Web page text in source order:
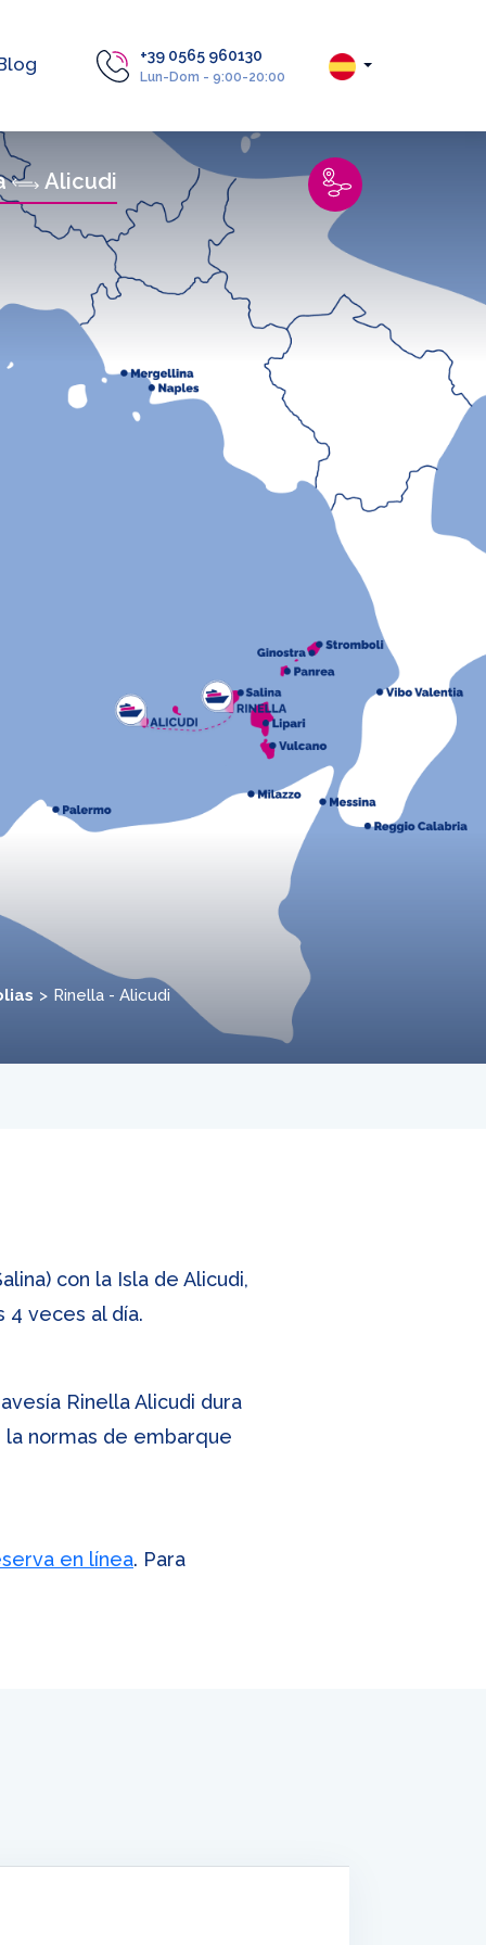
+39 0565 960130
Lun-Dom - 9:00-20:00
Alicudi
Rinella - Alicudi
con la Isla de Alicudi,
4 veces al día.
Rinella Alicudi dura
la normas de embarque
en línea. Para